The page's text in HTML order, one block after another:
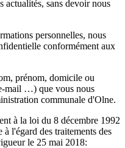
actualités, sans devoir nous
personnelles, nous
conformément aux
prénom, domicile ou
mail …) que vous nous
communale d'Olne.
à la loi du 8 décembre 1992
l'égard des traitements des
le 25 mai 2018: